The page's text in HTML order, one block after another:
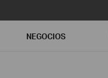
NEGOCIOS